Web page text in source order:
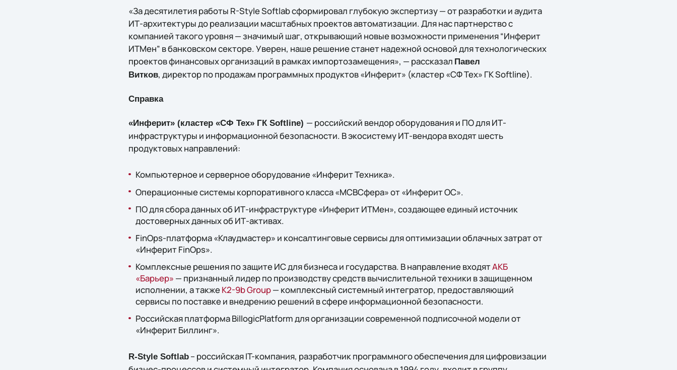
«За десятилетия работы R-Style Softlab сформировал глубокую экспертизу — от разработки и аудита
ИТ-архитектуры до реализации масштабных проектов автоматизации. Для нас партнерство с
компанией такого уровня — значимый шаг, открывающий новые возможности применения “Инферит
ИТМен” в банковском секторе. Уверен, наше решение станет надежной основой для технологических
проектов финансовых организаций в рамках импортозамещения», — рассказал Павел
Витков, директор по продажам программных продуктов «Инферит» (кластер «СФ Тех» ГК Softline).
Справка
«Инферит» (кластер «СФ Тех» ГК Softline) — российский вендор оборудования и ПО для ИТ-
инфраструктуры и информационной безопасности. В экосистему ИТ-вендора входят шесть
продуктовых направлений:
Компьютерное и серверное оборудование «Инферит Техника».
Операционные системы корпоративного класса «МСВСфера» от «Инферит ОС».
ПО для сбора данных об ИТ-инфраструктуре «Инферит ИТМен», создающее единый источник
достоверных данных об ИТ-активах.
FinOps-платформа «Клаудмастер» и консалтинговые сервисы для оптимизации облачных затрат от
«Инферит FinOps».
Комплексные решения по защите ИС для бизнеса и государства. В направление входятАКБ
«Барьер» — признанный лидер по производству средств вычислительной техники в защищенном
исполнении, а такжеК2-9b Group— комплексный системный интегратор, предоставляющий
сервисы по поставке и внедрению решений в сфере информационной безопасности.
Российская платформа BillogicPlatform для организации современной подписочной модели от
«Инферит Биллинг».
R-Style Softlab– российская IT-компания, разработчик программного обеспечения для цифровизации